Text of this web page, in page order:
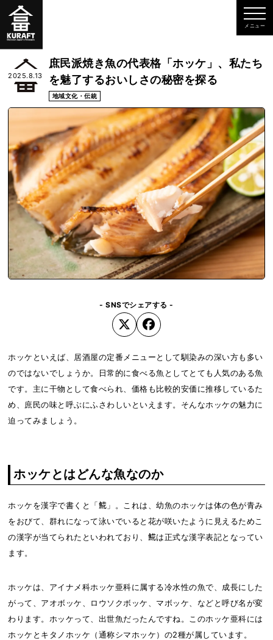
2025.8.13
庶民派焼き魚の代表格「ホッケ」、私たち
を魅了するおいしさの秘密を探る
地域文化・伝統
- SNSでシェアする -
ホッケといえば、居酒屋の定番メニューとして馴染みの深い方も多い
のではないでしょうか。日常的に食べる魚としてとても人気のある魚
です。主に干物として食べられ、価格も比較的安価に推移しているた
め、庶民の味と呼ぶにふさわしいといえます。そんなホッケの魅力に
迫ってみましょう。
ホッケとはどんな魚なのか
ホッケを漢字で書くと「𩸽」。これは、幼魚のホッケは体の色が青み
をおびて、群れになって泳いでいると花が咲いたように見えるためこ
の漢字が当てられたといわれており、𩸽は正式な漢字表記となってい
ます。
ホッケは、アイナメ科ホッケ亜科に属する冷水性の魚で、成長にした
がって、アオボッケ、ロウソクボッケ、マボッケ、などと呼び名が変
わります。ホッケって、出世魚だったんですね。このホッケ亜科には
ホッケとキタノホッケ（通称シマホッケ）の2種が属しています。